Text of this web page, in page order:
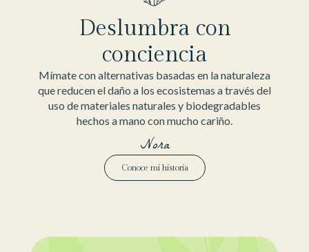
Deslumbra con
conciencia
Mímate con alternativas basadas en la naturaleza
que reducen el daño a los ecosistemas a través del
uso de materiales naturales y biodegradables
hechos a mano con mucho cariño.
Nora
Conoce mi historia